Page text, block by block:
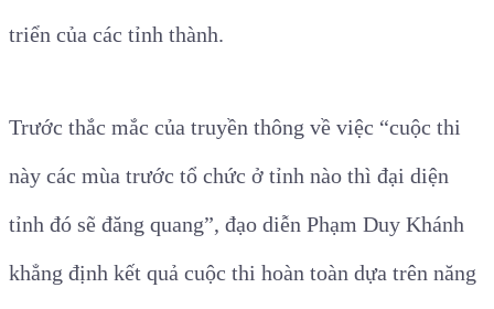
triển của các tỉnh thành.
Trước thắc mắc của truyền thông về việc “cuộc thi
này các mùa trước tổ chức ở tỉnh nào thì đại diện
tỉnh đó sẽ đăng quang”, đạo diễn Phạm Duy Khánh
khẳng định kết quả cuộc thi hoàn toàn dựa trên năng